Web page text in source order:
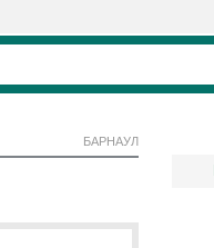
БАРНАУЛ